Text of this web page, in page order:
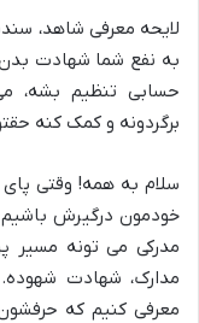
لایحه معرفی شاهد،
به نفع شما شهادت
حسابی تنظیم بشه،
برگردونه و کمک کنه
سلام به همه! وقتی
خودمون درگیرش
مدرکی می تونه مسیر
مدارک، شهادت
معرفی کنیم که